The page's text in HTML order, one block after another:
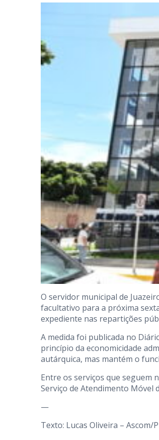
O servidor municipal de
facultativo para a próxima
expediente nas repartições
A medida foi publicada no
princípio da economicidade
autárquica, mas mantém o
Entre os serviços que seguem
Serviço de Atendimento Móvel
—
Texto: Lucas Oliveira – Ascom/